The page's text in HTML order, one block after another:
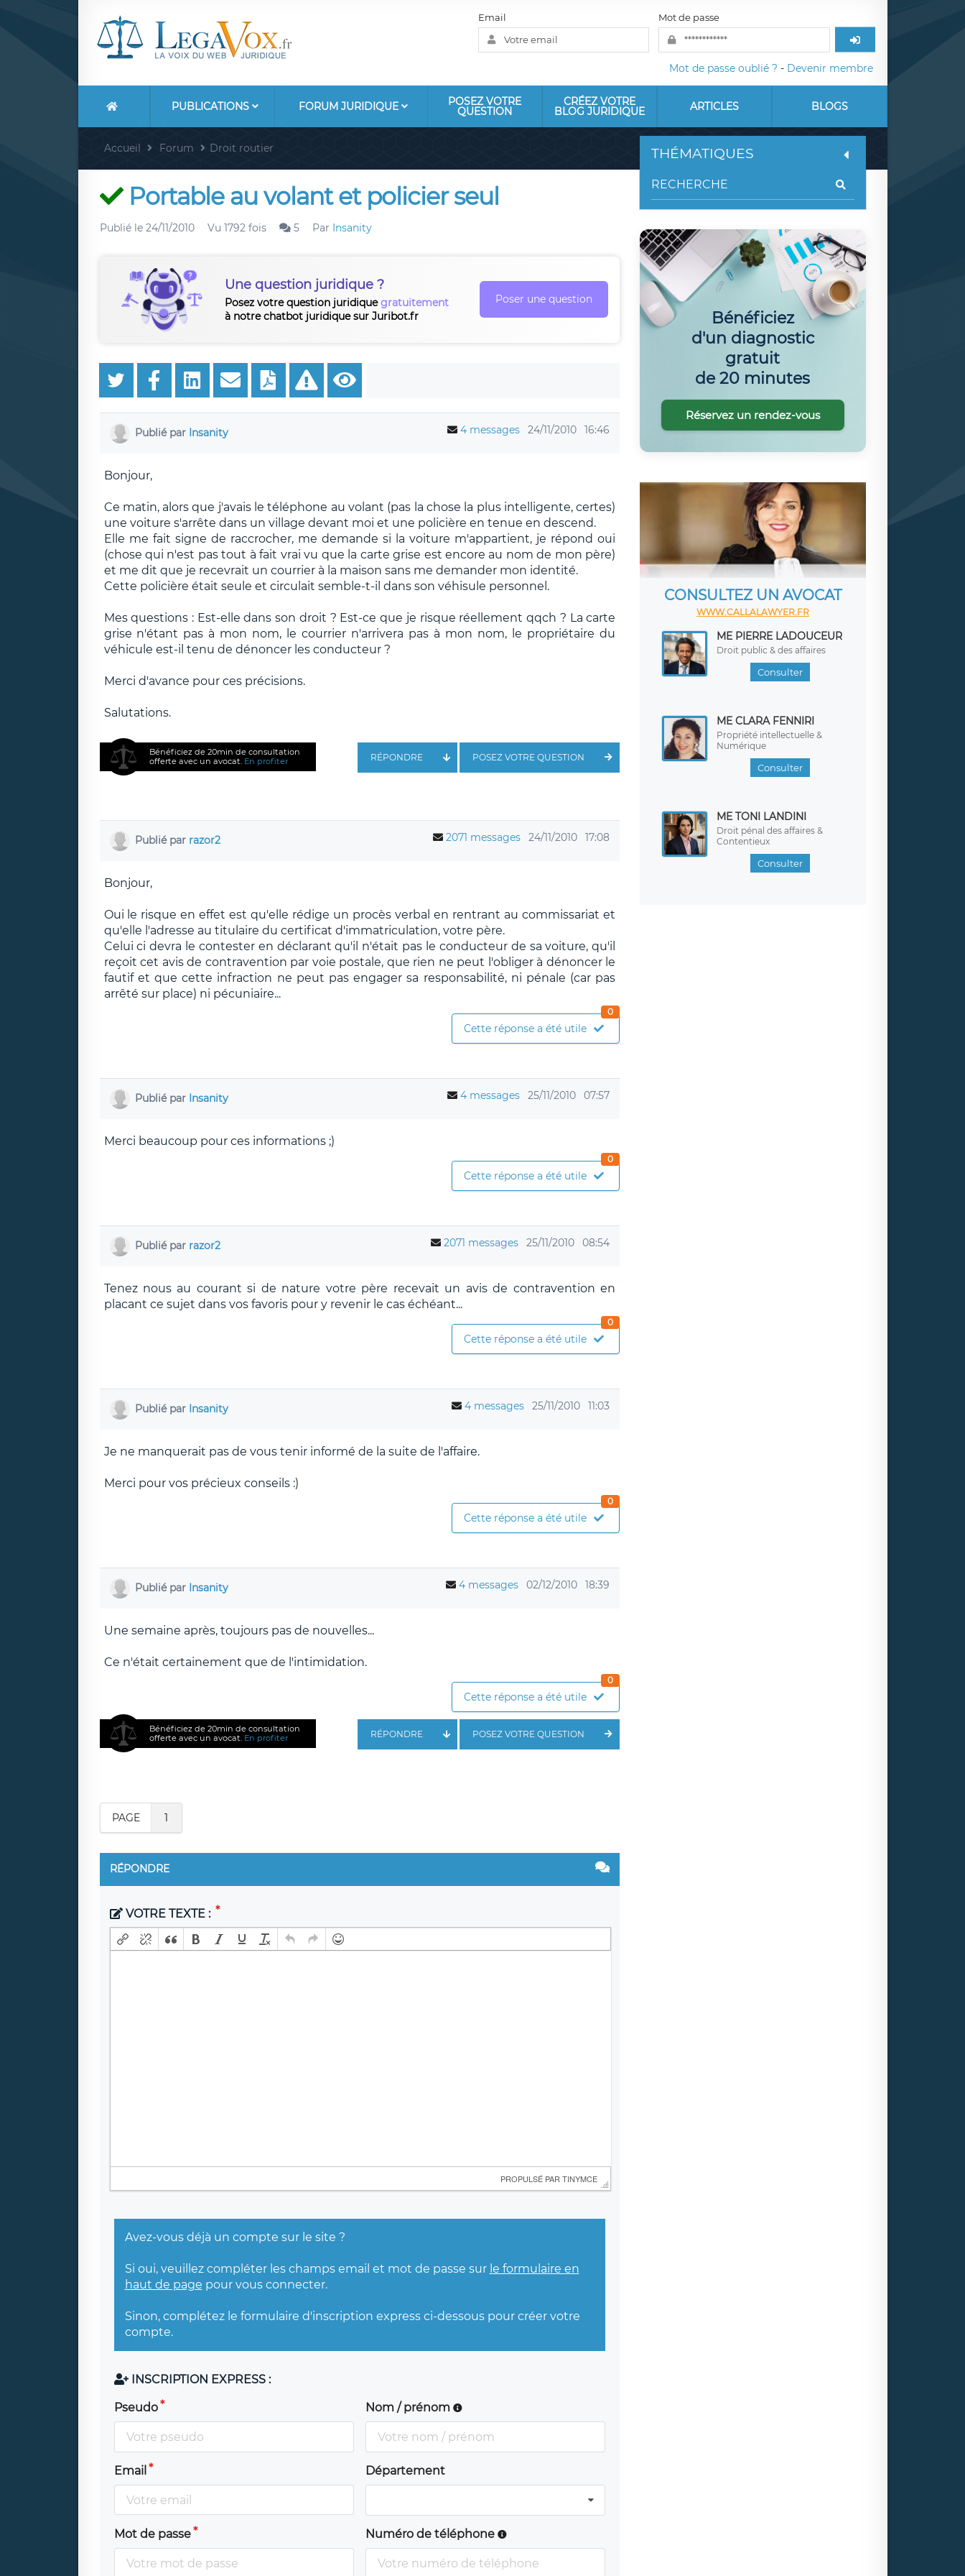
Email Mot de passe
Mot de passe oublié ? - Devenir membre
PUBLICATIONS FORUM JURIDIQUE POSEZ VOTRE
QUESTION
CRÉEZ VOTRE
BLOG JURIDIQUE ARTICLES BLOGS
Accueil Forum Droit routier
Portable au volant et policier seul
Publié le 24/11/2010 Vu 1792 fois 5 Par Insanity
Une question juridique ?
Posez votre question juridiquegratuitement
à notre chatbot juridique sur Juribot.fr
Poser une question
Publié par Insanity 4 messages 24/11/2010 16:46
Bonjour,
Ce matin, alors que j'avais le téléphone au volant (pas la chose la plus intelligente, certes)
une voiture s'arrête dans un village devant moi et une policière en tenue en descend.
Elle me fait signe de raccrocher, me demande si la voiture m'appartient, je répond oui
(chose qui n'est pas tout à fait vrai vu que la carte grise est encore au nom de mon père)
et me dit que je recevrait un courrier à la maison sans me demander mon identité.
Cette policière était seule et circulait semble-t-il dans son véhisule personnel.
Mes questions : Est-elle dans son droit ? Est-ce que je risque réellement qqch ? La carte
grise n'étant pas à mon nom, le courrier n'arrivera pas à mon nom, le propriétaire du
véhicule est-il tenu de dénoncer les conducteur ?
Merci d'avance pour ces précisions.
Salutations.
Bénéficiez de 20min de consultation
offerte avec un avocat. En profiter POSEZ VOTRE QUESTION
RÉPONDRE
Publié par razor2 2071 messages 24/11/2010 17:08
Bonjour,
Oui le risque en effet est qu'elle rédige un procès verbal en rentrant au commissariat et
qu'elle l'adresse au titulaire du certificat d'immatriculation, votre père.
Celui ci devra le contester en déclarant qu'il n'était pas le conducteur de sa voiture, qu'il
reçoit cet avis de contravention par voie postale, que rien ne peut l'obliger à dénoncer le
fautif et que cette infraction ne peut pas engager sa responsabilité, ni pénale (car pas
arrêté sur place) ni pécuniaire...
Cette réponse a été utile
0
Publié par Insanity 4 messages 25/11/2010 07:57
Merci beaucoup pour ces informations ;)
Cette réponse a été utile
0
Publié par razor2 2071 messages 25/11/2010 08:54
Tenez nous au courant si de nature votre père recevait un avis de contravention en
placant ce sujet dans vos favoris pour y revenir le cas échéant...
Cette réponse a été utile
0
Publié par Insanity 4 messages 25/11/2010 11:03
Je ne manquerait pas de vous tenir informé de la suite de l'affaire.
Merci pour vos précieux conseils :)
Cette réponse a été utile
0
Publié par Insanity 4 messages 02/12/2010 18:39
Une semaine après, toujours pas de nouvelles...
Ce n'était certainement que de l'intimidation.
Cette réponse a été utile
0
Bénéficiez de 20min de consultation
offerte avec un avocat. En profiter POSEZ VOTRE QUESTION
RÉPONDRE
PAGE 1
RÉPONDRE
VOTRE TEXTE :
PROPULSÉ PAR TINYMCE
Avez-vous déjà un compte sur le site ?
Si oui, veuillez compléter les champs email et mot de passe sur le formulaire en
haut de page pour vous connecter.
Sinon, complétez le formulaire d'inscription express ci-dessous pour créer votre
compte.
INSCRIPTION EXPRESS :
Pseudo Nom / prénom
Email Département
Mot de passe Numéro de téléphone
THÉMATIQUES
Bénéficiez
d'un diagnostic
gratuit
de 20 minutes
Réservez un rendez-vous
CONSULTEZ UN AVOCAT
WWW.CALLALAWYER.FR
ME PIERRE LADOUCEUR
Droit public & des affaires
Consulter
ME CLARA FENNIRI
Propriété intellectuelle &
Numérique
Consulter
ME TONI LANDINI
Droit pénal des affaires &
Contentieux
Consulter